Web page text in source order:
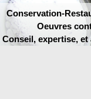
Conservation-
Oeuvres
Conseil, expertise,